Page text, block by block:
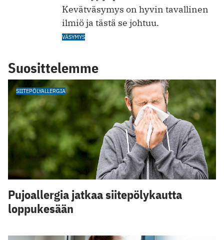
Kevätväsymys on hyvin tavallinen
ilmiö ja tästä se johtuu.
VÄSYMYS
Suosittelemme
SIITEPÖLYALLERGIA
Pujoallergia jatkaa siitepölykautta
loppukesään